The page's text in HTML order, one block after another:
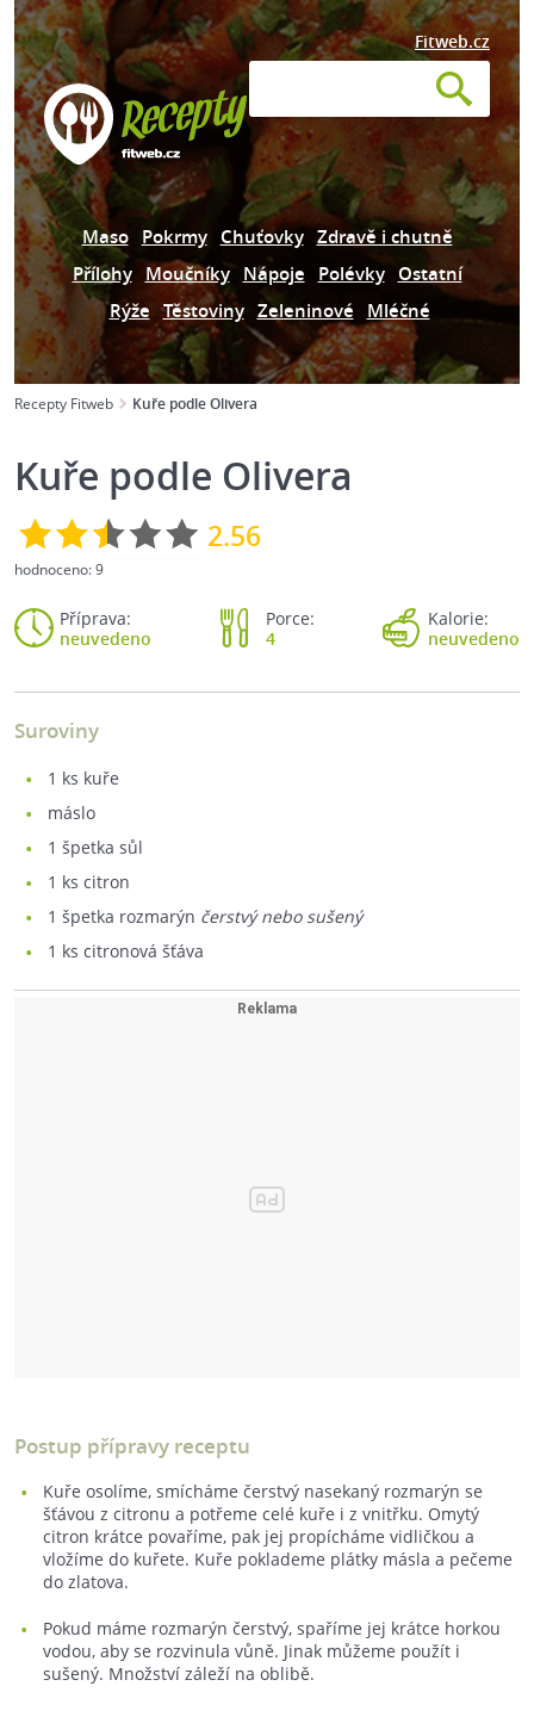
Fitweb.cz
Maso Pokrmy Chuťovky Zdravě i chutně
Přílohy Moučníky Nápoje Polévky Ostatní
Rýže Těstoviny Zeleninové Mléčné
Recepty Fitweb Kuře podle Olivera
Kuře podle Olivera
2.56
hodnoceno:9
Příprava:
neuvedeno
Porce:
4
Kalorie:
neuvedeno
Suroviny
1 ks kuře
máslo
1 špetka sůl
1 ks citron
1 špetka rozmarýn čerstvý nebo sušený
1 ks citronová šťáva
Postup přípravy receptu
Kuře osolíme, smícháme čerstvý nasekaný rozmarýn se
šťávou z citronu a potřeme celé kuře i z vnitřku. Omytý
citron krátce povaříme, pak jej propícháme vidličkou a
vložíme do kuřete. Kuře poklademe plátky másla a pečeme
do zlatova.
Pokud máme rozmarýn čerstvý, spaříme jej krátce horkou
vodou, aby se rozvinula vůně. Jinak můžeme použít i
sušený. Množství záleží na oblibě.